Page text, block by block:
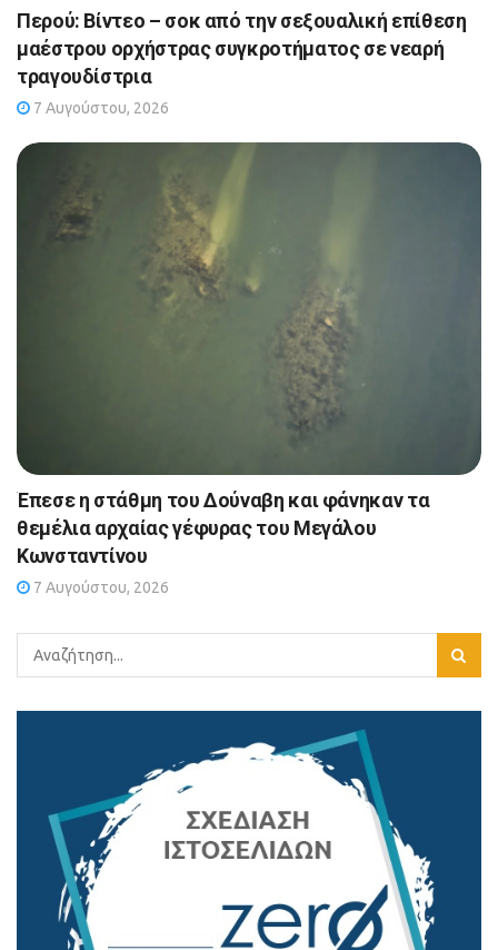
Περού: Βίντεο – σοκ από την σεξουαλική επίθεση
μαέστρου ορχήστρας συγκροτήματος σε νεαρή
τραγουδίστρια
7 Αυγούστου, 2026
Έπεσε η στάθμη του Δούναβη και φάνηκαν τα
θεμέλια αρχαίας γέφυρας του Μεγάλου
Κωνσταντίνου
7 Αυγούστου, 2026